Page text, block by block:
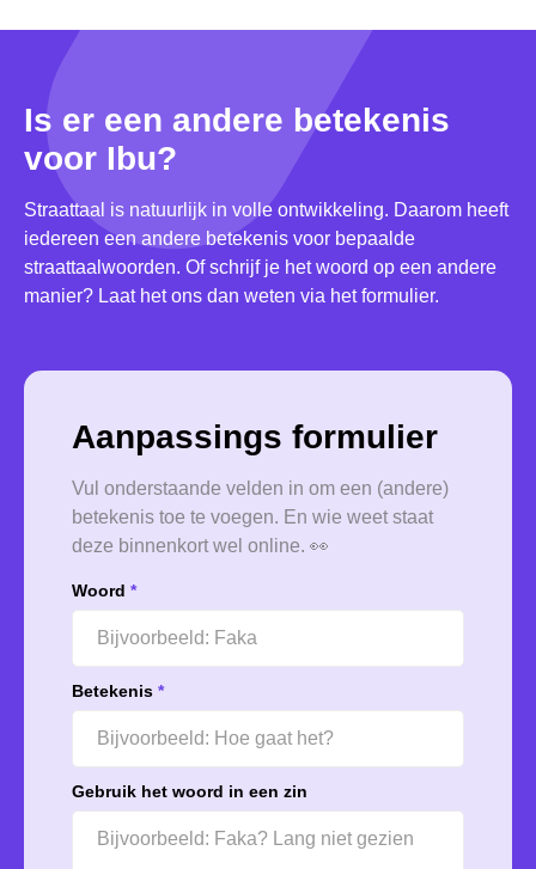
Is er een andere betekenis
voor Ibu?
Straattaal is natuurlijk in volle ontwikkeling. Daarom heeft
iedereen een andere betekenis voor bepaalde
straattaalwoorden. Of schrijf je het woord op een andere
manier? Laat het ons dan weten via het formulier.
Aanpassings formulier
Vul onderstaande velden in om een (andere)
betekenis toe te voegen. En wie weet staat
deze binnenkort wel online. 👀
Woord *
Betekenis *
Gebruik het woord in een zin